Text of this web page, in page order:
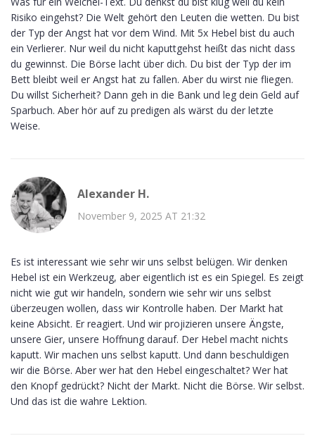
Risiko eingehst? Die Welt gehört den Leuten die wetten. Du bist
der Typ der Angst hat vor dem Wind. Mit 5x Hebel bist du auch
ein Verlierer. Nur weil du nicht kaputtgehst heißt das nicht dass
du gewinnst. Die Börse lacht über dich. Du bist der Typ der im
Bett bleibt weil er Angst hat zu fallen. Aber du wirst nie fliegen.
Du willst Sicherheit? Dann geh in die Bank und leg dein Geld auf
Sparbuch. Aber hör auf zu predigen als wärst du der letzte
Weise.
Alexander H.
November 9, 2025 AT 21:32
Es ist interessant wie sehr wir uns selbst belügen. Wir denken
Hebel ist ein Werkzeug, aber eigentlich ist es ein Spiegel. Es zeigt
nicht wie gut wir handeln, sondern wie sehr wir uns selbst
überzeugen wollen, dass wir Kontrolle haben. Der Markt hat
keine Absicht. Er reagiert. Und wir projizieren unsere Ängste,
unsere Gier, unsere Hoffnung darauf. Der Hebel macht nichts
kaputt. Wir machen uns selbst kaputt. Und dann beschuldigen
wir die Börse. Aber wer hat den Hebel eingeschaltet? Wer hat
den Knopf gedrückt? Nicht der Markt. Nicht die Börse. Wir selbst.
Und das ist die wahre Lektion.